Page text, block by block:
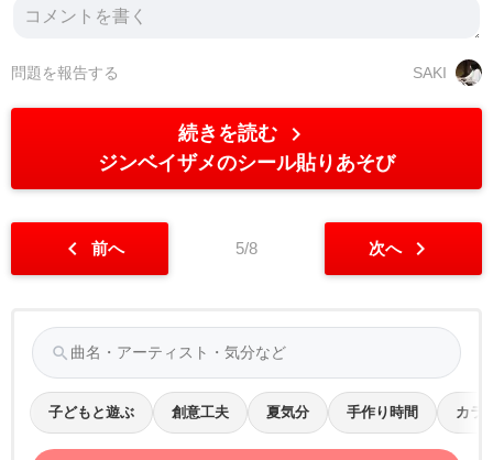
SAKI
問題を報告する
続きを読む chevron_right
ジンベイザメのシール貼りあそび
chevron_left 前へ 5/8 次へ chevron_right
search
子どもと遊ぶ 創意工夫 夏気分 手作り時間 カラ